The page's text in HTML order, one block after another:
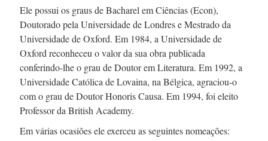
Ele possui os graus de Bacharel em Ciências (Econ),
Doutorado pela Universidade de Londres e Mestrado da
Universidade de Oxford. Em 1984, a Universidade de
Oxford reconheceu o valor da sua obra publicada
conferindo-lheo grau de Doutor em Literatura. Em 1992, a
Universidade Católica de Lovaina, na Bélgica, agraciou-o
com o grau de Doutor Honoris Causa. Em 1994, foi eleito
Professor da British Academy.
Em várias ocasiões ele exerceu as seguintes nomeações: